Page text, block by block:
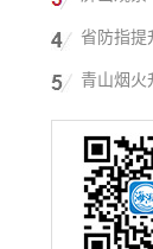
首外交的
省防指提
青山烟火